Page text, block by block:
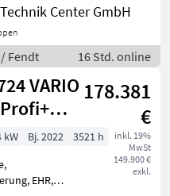
(0010) gebr.
724
(0020) in
Zusa
Technik Center GmbH
Fendt 16 Std. online
VARIO
2
178.381
€
inkl. 19%
MwSt
149.900 €
exkl.
kW Bj. 2022
3521 h
EHR,